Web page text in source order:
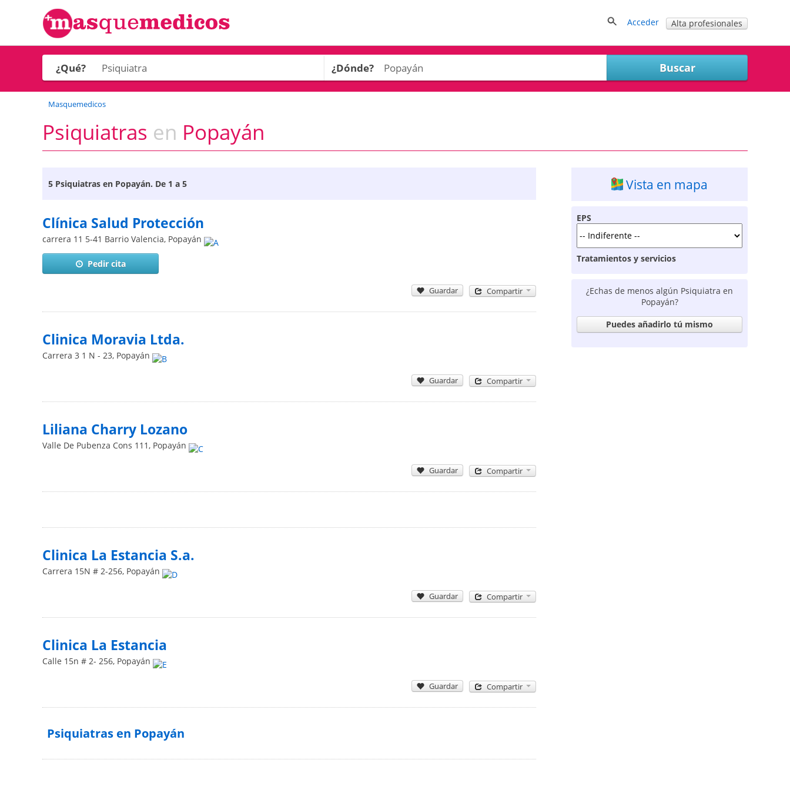
Acceder Alta profesionales
¿Qué? ¿Dónde?
Masquemedicos
Psiquiatras en Popayán
5 Psiquiatras en Popayán. De 1 a 5
Clínica Salud Protección
carrera 11 5-41 Barrio Valencia, Popayán
Pedir cita
Guardar Compartir
Clinica Moravia Ltda.
Carrera 3 1 N - 23, Popayán
Guardar Compartir
Liliana Charry Lozano
Valle De Pubenza Cons 111, Popayán
Guardar Compartir
Clinica La Estancia S.a.
Carrera 15N # 2-256, Popayán
Guardar Compartir
Clinica La Estancia
Calle 15n # 2- 256, Popayán
Guardar Compartir
Psiquiatras en Popayán
Vista en mapa
EPS
Tratamientos y servicios
¿Echas de menos algún Psiquiatra en
Popayán?
Puedes añadirlo tú mismo